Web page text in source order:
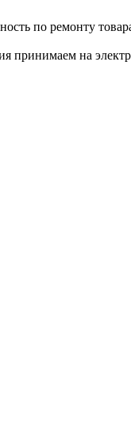
по ремонту
принимаем на